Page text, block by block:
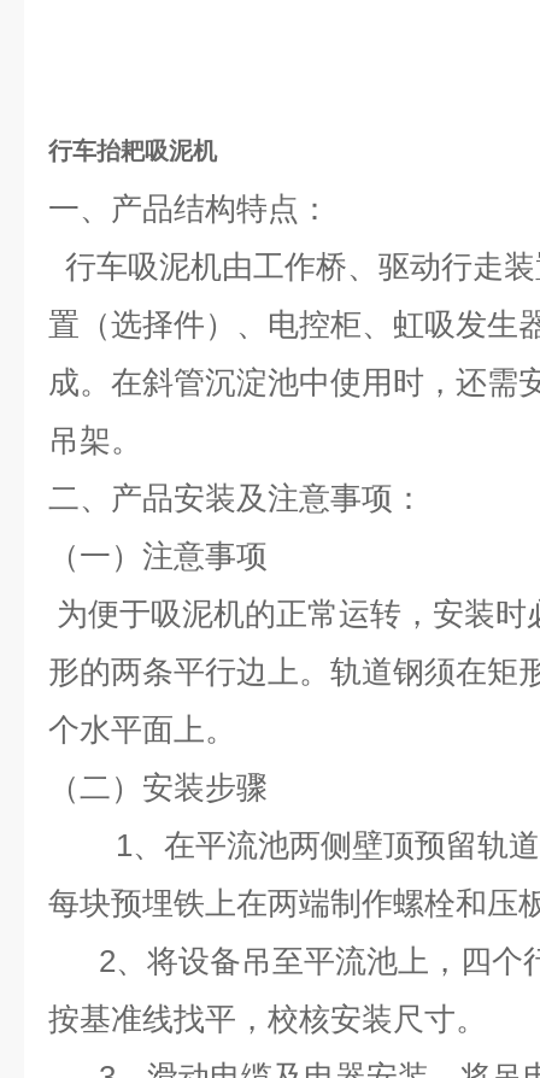
行车抬耙吸泥机
一、产品结构特点：
行车吸泥机由工作桥、驱动行走
置（选择件）、电控柜、虹吸发生
成。在斜管沉淀池中使用时，还需
吊架。
二、 产品安装及注意事项：
（一）注意事项
为便于吸泥机的正常运转，安装
形的两条平行边上。轨道钢须在矩
个水平面上。
（二）安装步骤
1、在平流池两侧壁顶预留轨
每块预埋铁上在两端制作螺栓和压
2、将设备吊至平流池上，四个
按基准线找平，校核安装尺寸。